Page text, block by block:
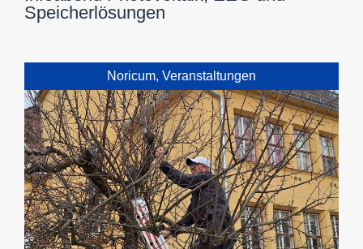
Speicherlösungen
Noricum, Veranstaltungen